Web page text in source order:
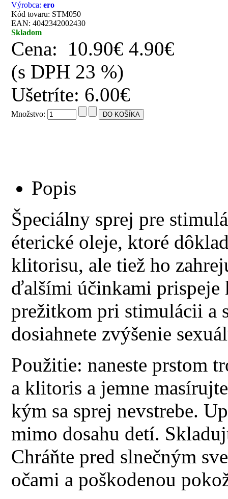
Výrobca:ero
Kód tovaru: STM050
EAN: 4042342002430
Skladom
Cena: 10.90€4.90€
(s DPH 23 %)
Ušetríte: 6.00€
Množstvo:
Popis
Špeciálny sprej pre
éterické oleje, ktoré
klitorisu, ale tiež ho
ďalšími účinkami prispeje
prežitkom pri stimulácii a
dosiahnete zvýšenie
Použitie: naneste prstom
a klitoris a jemne
kým sa sprej nevstrebe.
mimo dosahu detí.
Chráňte pred slnečným
očami a poškodenou